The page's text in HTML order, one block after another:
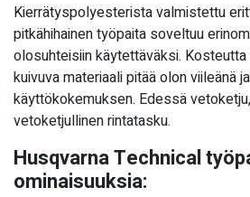
Kierrätyspolyesterista valmistettu
pitkähihainen työpaita soveltuu
olosuhteisiin käytettäväksi.
kuivuva materiaali pitää olon viileänä
käyttökokemuksen. Edessä
vetoketjullinen rintatasku.
Husqvarna Technical
ominaisuuksia: